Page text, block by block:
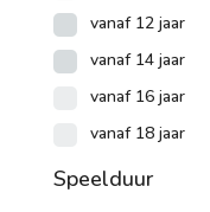
vanaf 12 jaar
vanaf 14 jaar
vanaf 16 jaar
vanaf 18 jaar
Speelduur